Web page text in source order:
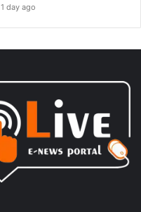
1 day ago